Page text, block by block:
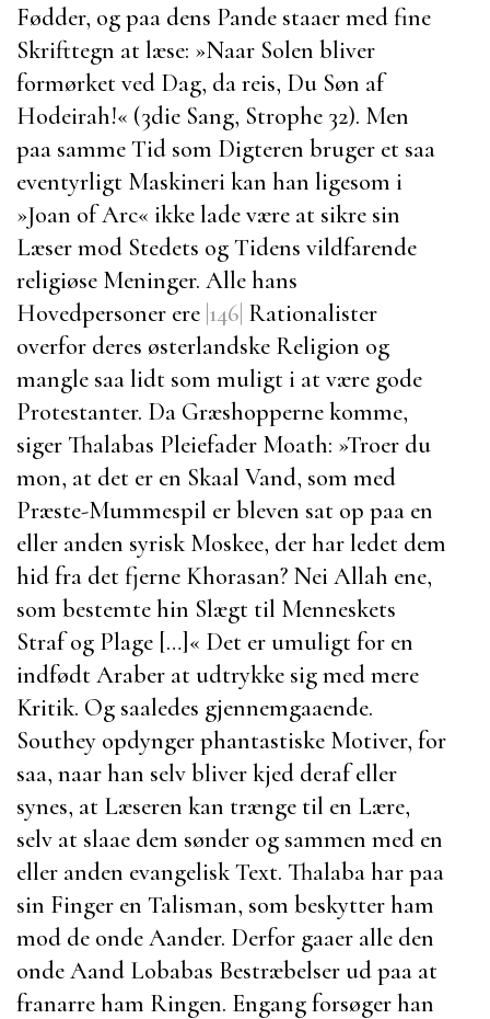
Fødder, og paa dens Pande staaer med fine
Skrifttegn at læse: »Naar Solen bliver
formørket ved Dag, da reis, Du Søn af
Hodeirah!« (3die Sang, Strophe 32). Men
paa samme Tid som Digteren bruger et saa
eventyrligt Maskineri kan han ligesom i
»Joan of Arc« ikke lade være at sikre sin
Læser mod Stedets og Tidens vildfarende
religiøse Meninger. Alle hans
Hovedpersoner ere |146| Rationalister
overfor deres østerlandske Religion og
mangle saa lidt som muligt i at være gode
Protestanter. Da Græshopperne komme,
siger Thalabas Pleiefader Moath: »Troer du
mon, at det er en Skaal Vand, som med
Præste-Mummespil er bleven sat op paa en
eller anden syrisk Moskee, der har ledet dem
hid fra det fjerne Khorasan? Nei Allah ene,
som bestemte hin Slægt til Menneskets
Straf og Plage […]« Det er umuligt for en
indfødt Araber at udtrykke sig med mere
Kritik. Og saaledes gjennemgaaende.
Southey opdynger phantastiske Motiver, for
saa, naar han selv bliver kjed deraf eller
synes, at Læseren kan trænge til en Lære,
selv at slaae dem sønder og sammen med en
eller anden evangelisk Text. Thalabahar paa
sin Finger en Talisman, som beskytter ham
mod de onde Aander. Derfor gaaer alle den
onde Aand Lobabas Bestræbelser ud paa at
franarre ham Ringen. Engang forsøger han